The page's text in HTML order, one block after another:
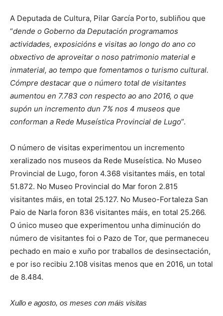
A Deputada de Cultura, Pilar García Porto, subliñou que
“dende o Goberno da Deputación programamos
actividades, exposicións e visitas ao longo do ano co
obxectivo de aproveitar o noso patrimonio material e
inmaterial, ao tempo que fomentamos o turismo cultural.
Cómpre destacar que o número total de visitantes
aumentou en 7.783 con respecto ao ano 2016, o que
supón un incremento dun 7% nos 4 museos que
conforman a Rede Museística Provincial de Lugo”.
O número de visitas experimentou un incremento
xeralizado nos museos da Rede Museística. No Museo
Provincial de Lugo, foron 4.368 visitantes máis, en total
51.872. No Museo Provincial do Mar foron 2.815
visitantes máis, en total 25.127. No Museo-Fortaleza San
Paio de Narla foron 836 visitantes máis, en total 25.266.
O único museo que experimentou unha diminución do
número de visitantes foi o Pazo de Tor, que permaneceu
pechado en maio e xuño por traballos de desinsectación,
e por iso recibiu 2.108 visitas menos que en 2016, un total
de 8.484.
Xullo e agosto, os meses con máis visitas